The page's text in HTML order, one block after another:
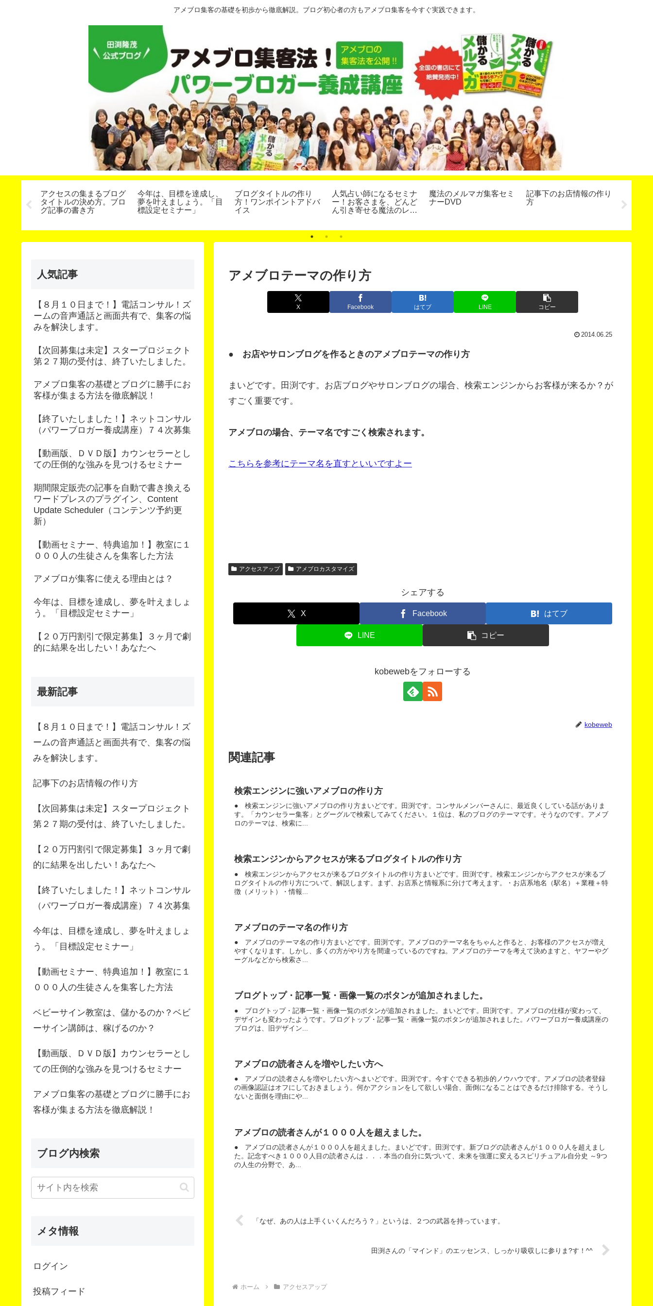
アメブロ集客の基礎を初歩から徹底解説。ブログ初心者の方もアメブロ集客を今すぐ実践できます。
ムの音
アクセスの集まるブログ
タイトルの決め方。ブロ
グ記事の書き方
今年は、目標を達成し、
夢を叶えましょう。「目
標設定セミナー」
ブログタイトルの作り
方！ワンポイントアドバ
イス
人気占い師になるセミナ
ー！お客さまを、どんど
ん引き寄せる魔法のレッ
魔法のメルマガ集客セミ
ナーDVD
記事下のお店情報の作り
方
ログに
まる方
アメブロテーマの作り方
X Facebook はてブ LINE コピー
2014.06.25
● お店やサロンブログを作るときのアメブロテーマの作り方
まいどです。田渕です。お店ブログやサロンブログの場合、検索エンジンからお客様が来るか？が
すごく重要です。
アメブロの場合、テーマ名ですごく検索されます。
こちらを参考にテーマ名を直すといいですよー
アクセスアップ アメブロカスタマイズ
シェアする
X Facebook はてブ
LINE コピー
kobewebをフォローする
kobeweb
関連記事
検索エンジンに強いアメブロの作り方
● 検索エンジンに強いアメブロの作り方まいどです。田渕です。コンサルメンバーさんに、最近良くしている話がありま
す。「カウンセラー集客」とグーグルで検索してみてください。１位は、私のブログのテーマです。そうなのです。アメブ
ロのテーマは、検索に...
検索エンジンからアクセスが来るブログタイトルの作り方
● 検索エンジンからアクセスが来るブログタイトルの作り方まいどです。田渕です。検索エンジンからアクセスが来るブ
ログタイトルの作り方について、解説します。まず、お店系と情報系に分けて考えます。・お店系地名（駅名）＋業種＋特
徴（メリット）・情報...
アメブロのテーマ名の作り方
● アメブロのテーマ名の作り方まいどです。田渕です。アメブロのテーマ名をちゃんと作ると、お客様のアクセスが増え
やすくなります。しかし、多くの方がやり方を間違っているのですね。アメブロのテーマを考えて決めますと、ヤフーやグ
ーグルなどから検索さ...
ブログトップ・記事一覧・画像一覧のボタンが追加されました。
● ブログトップ・記事一覧・画像一覧のボタンが追加されました。まいどです。田渕です。アメブロの仕様が変わって、
デザインも変わったようです。ブログトップ・記事一覧・画像一覧のボタンが追加されました。パワーブロガー養成講座の
ブログは、旧デザイン...
アメブロの読者さんを増やしたい方へ
● アメブロの読者さんを増やしたい方へまいどです。田渕です。今すぐできる初歩的ノウハウです。アメブロの読者登録
の画像認証はオフにしておきましょう。何かアクションをして欲しい場合、面倒になることはできるだけ排除する。そうし
ないと面倒を理由にや...
アメブロの読者さんが１０００人を超えました。
● アメブロの読者さんが１０００人を超えました。まいどです。田渕です。新ブログの読者さんが１０００人を超えまし
た。記念すべき１０００人目の読者さんは．．．本当の自分に気づいて、未来を強運に変えるスピリチュアル自分史 ～9つ
の人生の分野で、あ...
「なぜ、あの人は上手くいくんだろう？」というは、２つの武器を持っています。
田渕さんの「マインド」のエッセンス、しっかり吸収しに参りま?す！^^
ホーム アクセスアップ
人気記事
【８月１０日まで！】電話コンサル！ズ
ームの音声通話と画面共有で、集客の悩
みを解決します。
【次回募集は未定】スタープロジェクト
第２７期の受付は、終了いたしました。
アメブロ集客の基礎とブログに勝手にお
客様が集まる方法を徹底解説！
【終了いたしました！】ネットコンサル
（パワーブロガー養成講座）７４次募集
【動画版、ＤＶＤ版】カウンセラーとし
ての圧倒的な強みを見つけるセミナー
期間限定販売の記事を自動で書き換える
ワードプレスのプラグイン、Content
Update Scheduler（コンテンツ予約更
新）
【動画セミナー、特典追加！】教室に１
０００人の生徒さんを集客した方法
アメブロが集客に使える理由とは？
今年は、目標を達成し、夢を叶えましょ
う。「目標設定セミナー」
【２０万円割引で限定募集】３ヶ月で劇
的に結果を出したい！あなたへ
最新記事
【８月１０日まで！】電話コンサル！ズ
ームの音声通話と画面共有で、集客の悩
みを解決します。
記事下のお店情報の作り方
【次回募集は未定】スタープロジェクト
第２７期の受付は、終了いたしました。
【２０万円割引で限定募集】３ヶ月で劇
的に結果を出したい！あなたへ
【終了いたしました！】ネットコンサル
（パワーブロガー養成講座）７４次募集
今年は、目標を達成し、夢を叶えましょ
う。「目標設定セミナー」
【動画セミナー、特典追加！】教室に１
０００人の生徒さんを集客した方法
ベビーサイン教室は、儲かるのか？ベビ
ーサイン講師は、稼げるのか？
【動画版、ＤＶＤ版】カウンセラーとし
ての圧倒的な強みを見つけるセミナー
アメブロ集客の基礎とブログに勝手にお
客様が集まる方法を徹底解説！
ブログ内検索
メタ情報
ログイン
投稿フィード